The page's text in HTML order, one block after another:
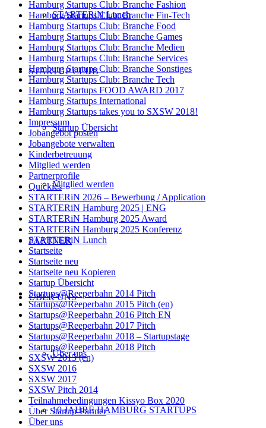
STARTERiN Lunch
STARTUP CLUB
Startup Übersicht
Mitglied werden
PARTNER
ÜBER UNS
Über uns
10 JAHRE HAMBURG STARTUPS
Hamburg Startups Club: Branche Fashion
Hamburg Startups Club: Branche Fin-Tech
Hamburg Startups Club: Branche Food
Hamburg Startups Club: Branche Games
Hamburg Startups Club: Branche Medien
Hamburg Startups Club: Branche Services
Hamburg Startups Club: Branche Sonstiges
Hamburg Startups Club: Branche Tech
Hamburg Startups FOOD AWARD 2017
Hamburg Startups International
Hamburg Startups takes you to SXSW 2018!
Impressum
Jobangebot posten
Jobangebote verwalten
Kinderbetreuung
Mitglied werden
Partnerprofile
Quickies
STARTERiN 2026 – Bewerbung / Application
STARTERiN Hamburg 2025 | ENG
STARTERiN Hamburg 2025 Award
STARTERiN Hamburg 2025 Konferenz
STARTERiN Lunch
Startseite
Startseite neu
Startseite neu Kopieren
Startup Übersicht
Startups@Reeperbahn 2014 Pitch
Startups@Reeperbahn 2015 Pitch (en)
Startups@Reeperbahn 2016 Pitch EN
Startups@Reeperbahn 2017 Pitch
Startups@Reeperbahn 2018 – Startupstage
Startups@Reeperbahn 2018 Pitch
SXSW 2015 (en)
SXSW 2016
SXSW 2017
SXSW Pitch 2014
Teilnahmebedingungen Kissyo Box 2020
Über Startup-Partner
Über uns